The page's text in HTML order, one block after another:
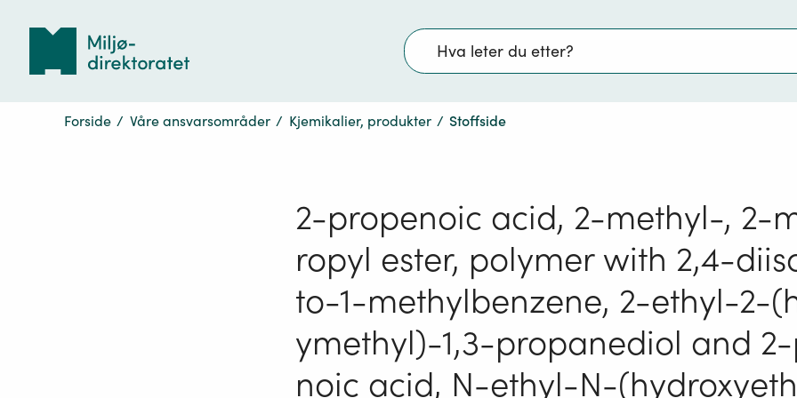
Søk
Forside / Våre ansvarsområder / Kjemikalier, produkter / Stoffside
2-propenoic acid, 2-methyl-, 2-
ropyl ester, polymer with 2,4-
to-1-methylbenzene, 2-ethyl-2-
ymethyl)-1,3-propanediol and
noic acid, N-ethyl-N-